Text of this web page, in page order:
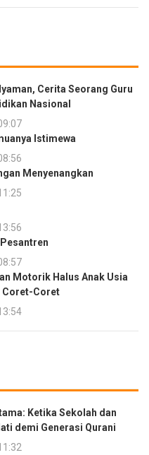
Cerita Seorang Guru
Nasional
Istimewa
Menyenangkan
Motorik Halus Anak Usia
Coret-Coret
Ketika Sekolah dan
demi Generasi Qurani